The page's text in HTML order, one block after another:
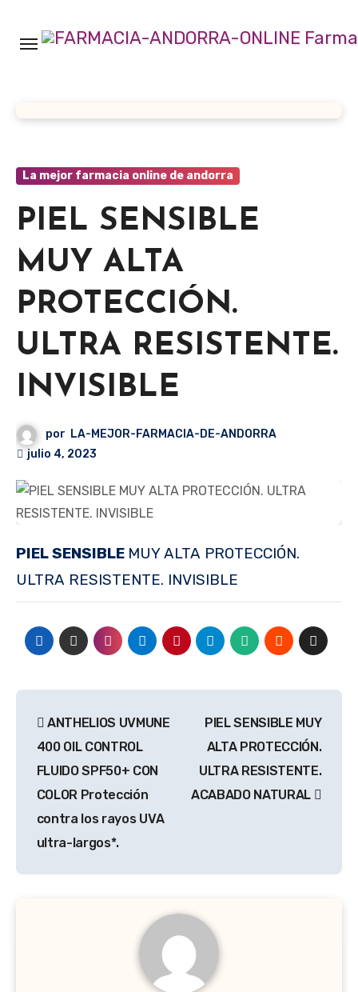
contenido
La mejor farmacia online de andorra
PIEL SENSIBLE
MUY ALTA
PROTECCIÓN.
ULTRA RESISTENTE.
INVISIBLE
por LA-MEJOR-FARMACIA-DE-ANDORRA
julio 4, 2023
PIEL SENSIBLE MUY ALTA PROTECCIÓN.
ULTRA RESISTENTE. INVISIBLE
de
entradas
ANTHELIOS UVMUNE
400 OIL CONTROL
FLUIDO SPF50+ CON
COLOR Protección
contra los rayos UVA
ultra-largos*.
PIEL SENSIBLE MUY
ALTA PROTECCIÓN.
ULTRA RESISTENTE.
ACABADO NATURAL